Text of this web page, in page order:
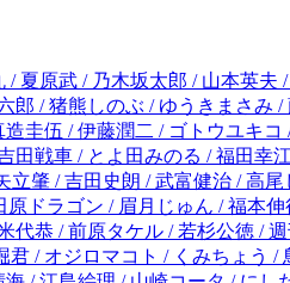
東村アキコ / 藤井五成 / 吉本浩二 / ちはる / 高田サンコ / 長尾謙一郎 / こざき亜衣 / 三田紀房 / クリスタルな洋介 / 吉田戦車 / とよ田みのる / 福田幸江 / ねむようこ / 石ノ森